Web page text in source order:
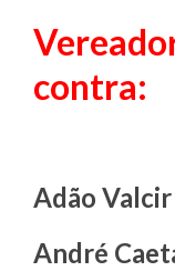
contra:
Adão
André